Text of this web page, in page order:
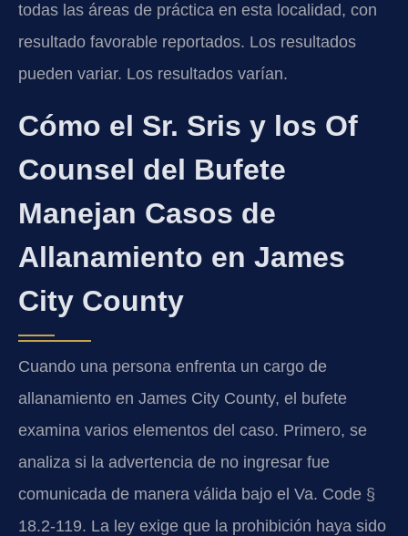
todas las áreas de práctica en esta localidad, con
resultado favorable reportados. Los resultados
pueden variar. Los resultados varían.
Cómo el Sr. Sris y los Of
Counsel del Bufete
Manejan Casos de
Allanamiento en James
City County
Cuando una persona enfrenta un cargo de
allanamiento en James City County, el bufete
examina varios elementos del caso. Primero, se
analiza si la advertencia de no ingresar fue
comunicada de manera válida bajo el Va. Code §
18.2-119. La ley exige que la prohibición haya sido